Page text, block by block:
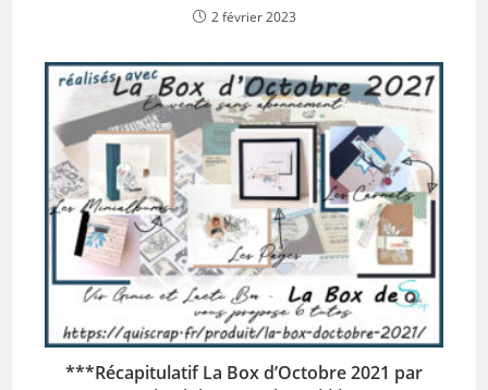
2 février 2023
***Récapitulatif La Box d’Octobre 2021 par